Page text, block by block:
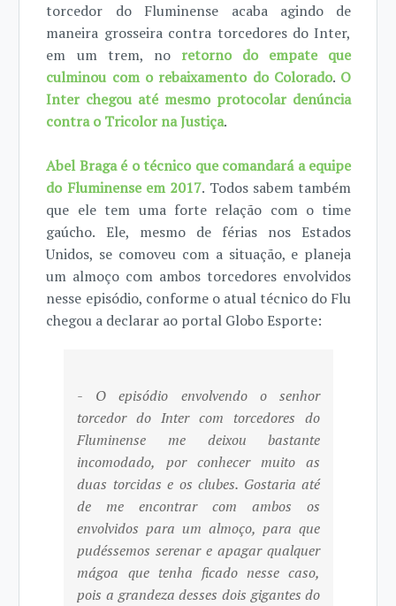
torcedor do Fluminense acaba agindo de
maneira grosseira contra torcedores do Inter,
em um trem, no retorno do empate que
culminou com o rebaixamento do Colorado. O
Inter chegou até mesmo protocolar denúncia
contra o Tricolor na Justiça.
Abel Braga é o técnico que comandará a equipe
do Fluminense em 2017. Todos sabem também
que ele tem uma forte relação com o time
gaúcho. Ele, mesmo de férias nos Estados
Unidos, se comoveu com a situação, e planeja
um almoço com ambos torcedores envolvidos
nesse episódio, conforme o atual técnico do Flu
chegou a declarar ao portal Globo Esporte:
- O episódio envolvendo o senhor
torcedor do Inter com torcedores do
Fluminense me deixou bastante
incomodado, por conhecer muito as
duas torcidas e os clubes. Gostaria até
de me encontrar com ambos os
envolvidos para um almoço, para que
pudéssemos serenar e apagar qualquer
mágoa que tenha ficado nesse caso,
pois a grandeza desses dois gigantes do